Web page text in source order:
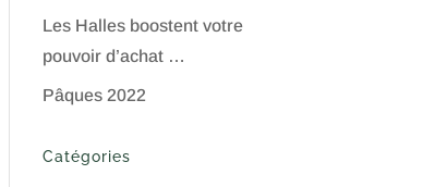
Les Halles boostent votre
pouvoir d’achat …
Pâques 2022
Catégories